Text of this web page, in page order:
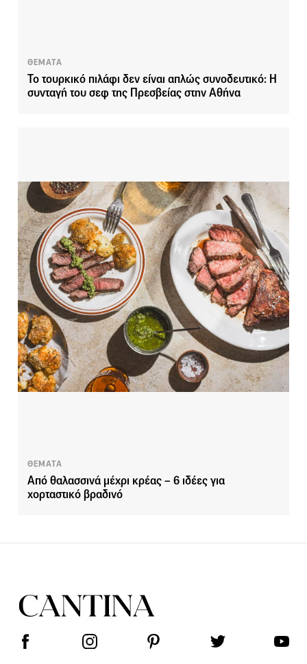
ΘΕΜΑΤΑ
Το τουρκικό πιλάφι δεν είναι απλώς συνοδευτικό: Η
συνταγή του σεφ της Πρεσβείας στην Αθήνα
ΘΕΜΑΤΑ
Από θαλασσινά μέχρι κρέας – 6 ιδέες για
χορταστικό βραδινό